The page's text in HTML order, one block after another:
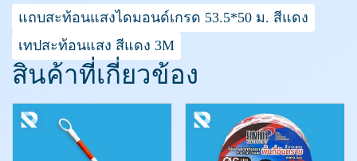
แถบสะท้อนแสงไดมอนด์เกรด 53.5*50 ม. สีแดง
เทปสะท้อนแสง สีแดง 3M
สินค้าที่เกี่ยวข้อง